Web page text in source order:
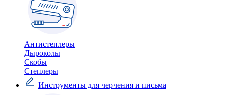
Антистеплеры
Дыроколы
Скобы
Степлеры
Инструменты для черчения и письма